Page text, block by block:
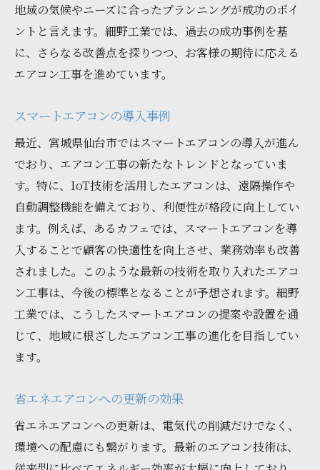
地域の気候やニーズに合ったプランニングが成功のポイ
ントと言えます。細野工業では、過去の成功事例を基
に、さらなる改善点を探りつつ、お客様の期待に応える
エアコン工事を進めています。
スマートエアコンの導入事例
最近、宮城県仙台市ではスマートエアコンの導入が進ん
でおり、エアコン工事の新たなトレンドとなっていま
す。特に、IoT技術を活用したエアコンは、遠隔操作や
自動調整機能を備えており、利便性が格段に向上してい
ます。例えば、あるカフェでは、スマートエアコンを導
入することで顧客の快適性を向上させ、業務効率も改善
されました。このような最新の技術を取り入れたエアコ
ン工事は、今後の標準となることが予想されます。細野
工業では、こうしたスマートエアコンの提案や設置を通
じて、地域に根ざしたエアコン工事の進化を目指してい
ます。
省エネエアコンへの更新の効果
省エネエアコンへの更新は、電気代の削減だけでなく、
環境への配慮にも繋がります。最新のエアコン技術は、